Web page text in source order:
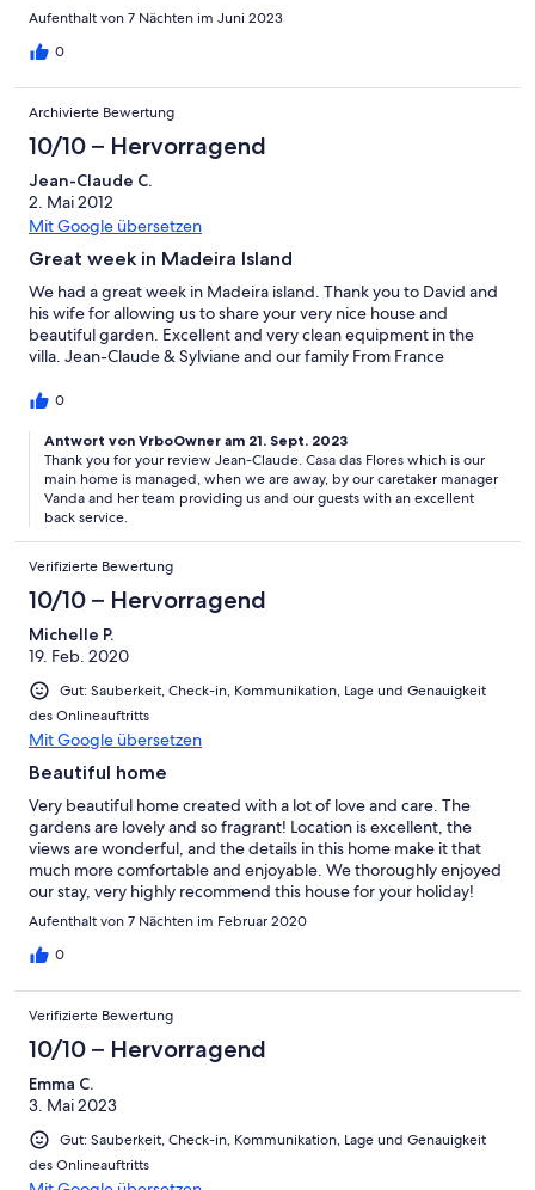
Aufenthalt von 7 Nächten im Juni 2023
0
Archivierte Bewertung
10/10 – Hervorragend
Jean-Claude C.
2. Mai 2012
Mit Google übersetzen
Great week in Madeira Island
We had a great week in Madeira island. Thank you to David and
his wife for allowing us to share your very nice house and
beautiful garden. Excellent and very clean equipment in the
villa. Jean-Claude & Sylviane and our family From France
0
Antwort von VrboOwner am 21. Sept. 2023
Thank you for your review Jean-Claude. Casa das Flores which is our
main home is managed, when we are away, by our caretaker manager
Vanda and her team providing us and our guests with an excellent
back service.
Verifizierte Bewertung
10/10 – Hervorragend
Michelle P.
19. Feb. 2020
Gut: Sauberkeit, Check-in, Kommunikation, Lage und Genauigkeit
des Onlineauftritts
Mit Google übersetzen
Beautiful home
Very beautiful home created with a lot of love and care. The
gardens are lovely and so fragrant! Location is excellent, the
views are wonderful, and the details in this home make it that
much more comfortable and enjoyable. We thoroughly enjoyed
our stay, very highly recommend this house for your holiday!
Aufenthalt von 7 Nächten im Februar 2020
0
Verifizierte Bewertung
10/10 – Hervorragend
Emma C.
3. Mai 2023
Gut: Sauberkeit, Check-in, Kommunikation, Lage und Genauigkeit
des Onlineauftritts